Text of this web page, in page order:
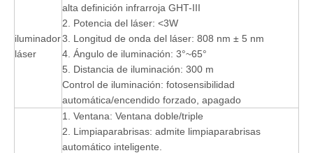
iluminador
láser
alta definición infrarroja GHT-III
2. Potencia del láser: <3W
3. Longitud de onda del láser: 808 nm ± 5 nm
4. Ángulo de iluminación: 3°~65°
5. Distancia de iluminación: 300 m
Control de iluminación: fotosensibilidad
automática/encendido forzado, apagado
1. Ventana: Ventana doble/triple
2. Limpiaparabrisas: admite limpiaparabrisas
automático inteligente.